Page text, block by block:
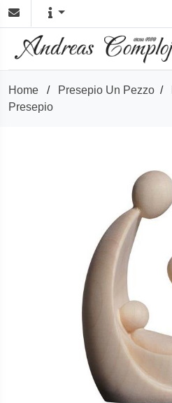
Home / Presepio Un Pezzo /
Presepio